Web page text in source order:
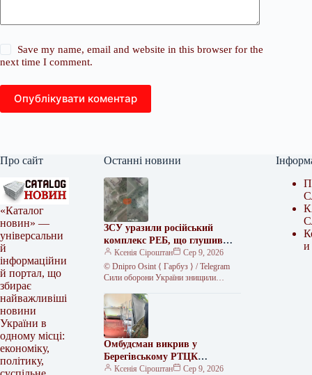
Save my name, email and website in this browser for the
next time I comment.
Опублікувати коментар
Про сайт
«Каталог
новин» —
універсальни
й
інформаційни
й портал, що
збирає
найважливіші
новини
України в
одному місці:
економіку,
політику,
Останні новини
ЗСУ уразили російський
комплекс РЕБ, що глушив
Starlink
Ксенія Сіроштан
Сер 9, 2026
© Dnipro Osint ⟨ Гарбуз ⟩ / Telegram
Сили оборони України знищили
боротьби «Волна Купол Гарант» на…
Омбудсман викрив у
Берегівському РТЦК
незаконне скасування
Ксенія Сіроштан Сер 9, 2026
и